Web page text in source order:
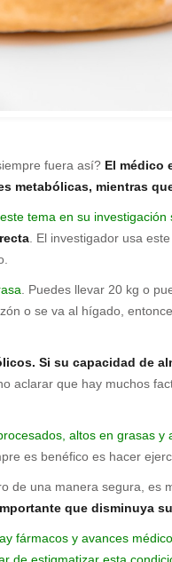
fuera así? El médico
metabólicas, mientras
tema en su investigación
. El investigador usa
. Puedes llevar 20 kg o
o se va al hígado,
Si su capacidad de
aclarar que hay muchos
altos en grasas
es benéfico es hacer
una manera segura, es
que disminuya
fármacos y avances
de estigmatizar esta